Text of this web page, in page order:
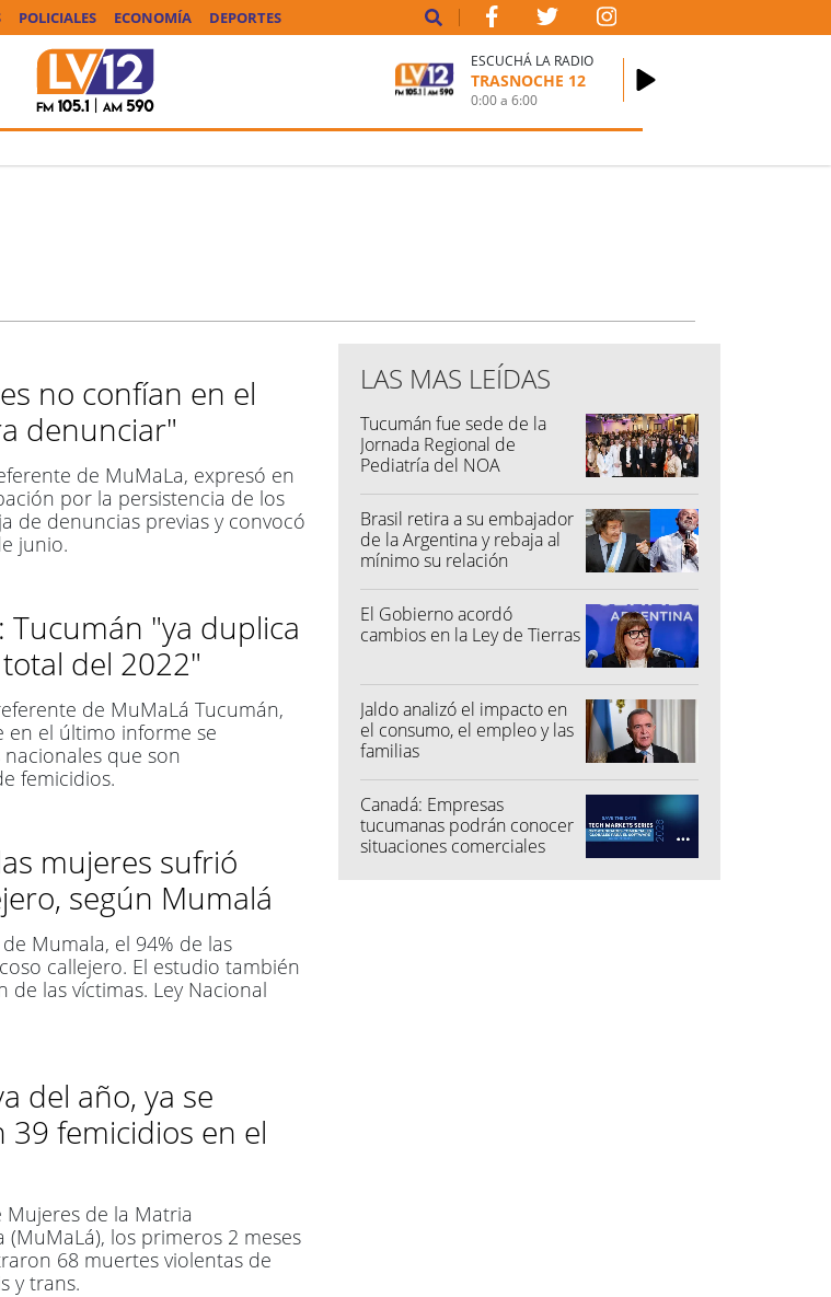
POLICIALES ECONOMÍA DEPORTES
ESCUCHÁ LA RADIO
TRASNOCHE 12
0:00a6:00
no confían en el
denunciar"
de MuMaLa, expresó en
por la persistencia de los
de denuncias previas y convocó
junio.
Tucumán "ya duplica
del 2022"
de MuMaLá Tucumán,
en el último informe se
que son
femicidios.
mujeres sufrió
según Mumalá
Mumala, el 94% de las
callejero. El estudio también
de las víctimas. Ley Nacional
del año, ya se
39 femicidios en el
de la Matria
(MuMaLá), los primeros 2 meses
68 muertes violentas de
y trans.
LAS MAS LEÍDAS
Tucumán fue sede de la
Jornada Regional de
Pediatría del NOA
Brasil retira a su embajador
de la Argentina y rebaja al
mínimo su relación
El Gobierno acordó
cambios en la Ley de Tierras
Jaldo analizó el impacto en
el consumo, el empleo y las
familias
Canadá: Empresas
tucumanas podrán conocer
situaciones comerciales